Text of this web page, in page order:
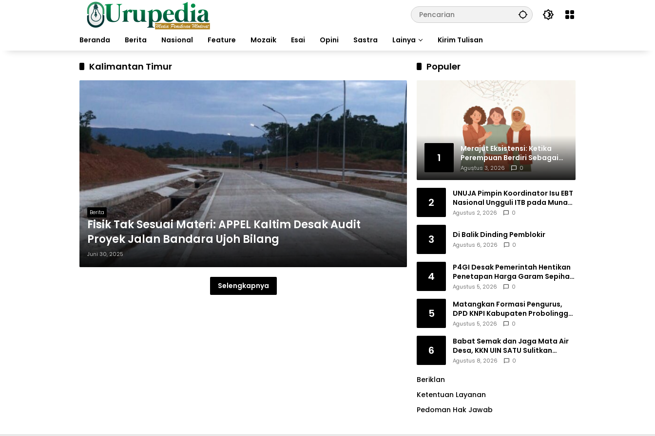
Beranda
Berita Nasional Feature Mozaik Esai Opini Sastra Lainya Kirim Tulisan
Kalimantan Timur
Berita
Fisik Tak Sesuai Materi: APPEL Kaltim Desak Audit
Proyek Jalan Bandara Ujoh Bilang
Juni 30, 2025
Selengkapnya
Populer
1
Merajut Eksistensi: Ketika
Perempuan Berdiri Sebagai
Subjek
Agustus 3, 2026 0
2
UNUJA Pimpin Koordinator Isu EBT
Nasional Ungguli ITB pada Munas
BEM SI XIX
Agustus 2, 2026 0
3 Di Balik Dinding Pemblokir
Agustus 6, 2026 0
4
P4GI Desak Pemerintah Hentikan
Penetapan Harga Garam Sepihak
oleh Pabrik
Agustus 5, 2026 0
5
Matangkan Formasi Pengurus,
DPD KNPI Kabupaten Probolinggo
Utamakan Komitmen dan Kinerja
Agustus 5, 2026 0
6
Babat Semak dan Jaga Mata Air
Desa, KKN UIN SATU Sulitkan
Resiko Pencemaran di Sumber
Agustus 8, 2026 0
Beriklan
Ketentuan Layanan
Pedoman Hak Jawab